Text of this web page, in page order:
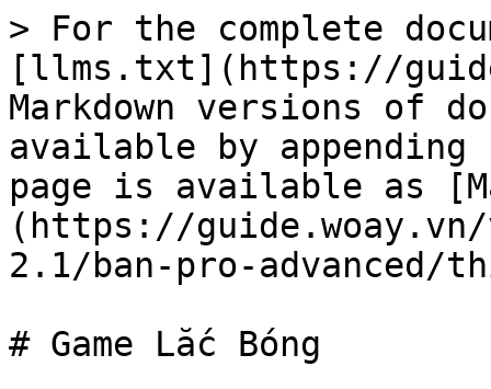
> For the complete
[llms.txt](https://
Markdown versions of
available by
page is available as
(https://
2.1/ban-pro-
# Game Lắc Bóng